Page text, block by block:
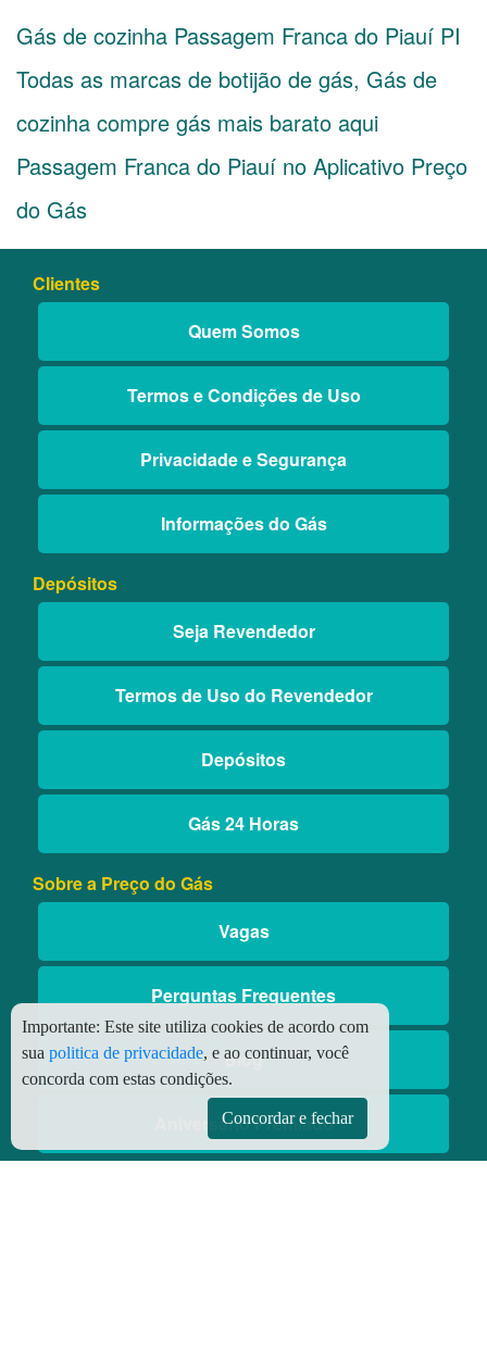
Gás de cozinha Passagem Franca do Piauí PI
Todas as marcas de botijão de gás, Gás de
cozinha compre gás mais barato aqui
Passagem Franca do Piauí no Aplicativo Preço
do Gás
Clientes
Quem Somos
Termos e Condições de Uso
Privacidade e Segurança
Informações do Gás
Depósitos
Seja Revendedor
Termos de Uso do Revendedor
Depósitos
Gás 24 Horas
Sobre a Preço do Gás
Vagas
Perguntas Frequentes
Blog
Aniversário Premiado
Importante: Este site utiliza cookies de acordo com
sua politica de privacidade, e ao continuar, você
concorda com estas condições.
Concordar e fechar